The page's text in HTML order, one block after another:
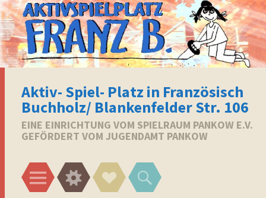
Aktiv- Spiel- Platz in Französisch
Buchholz/ Blankenfelder Str. 106
EINE EINRICHTUNG VOM SPIELRAUM PANKOW E.V.
GEFÖRDERT VOM JUGENDAMT PANKOW
Menü WidgetsSocial-
Links
Suchen